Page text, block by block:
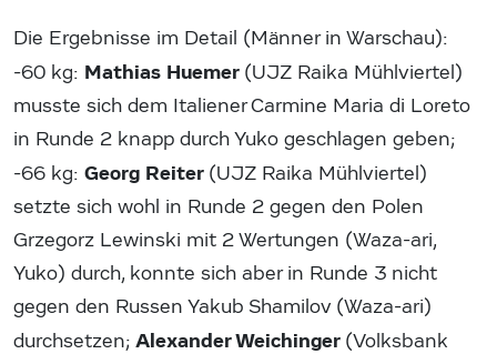
Die Ergebnisse im Detail (Männer in Warschau):
-60 kg: Mathias Huemer (UJZ Raika Mühlviertel)
musste sich dem Italiener Carmine Maria di Loreto
in Runde 2 knapp durch Yuko geschlagen geben;
-66 kg: Georg Reiter (UJZ Raika Mühlviertel)
setzte sich wohl in Runde 2 gegen den Polen
Grzegorz Lewinski mit 2 Wertungen (Waza-ari,
Yuko) durch, konnte sich aber in Runde 3 nicht
gegen den Russen Yakub Shamilov (Waza-ari)
durchsetzen; Alexander Weichinger (Volksbank